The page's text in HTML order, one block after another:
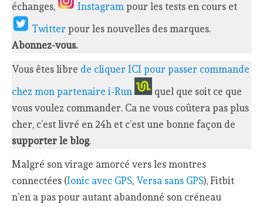
échanges,
Instagrampour les tests en cours et
Twitterpour les nouvelles des marques.
Abonnez-vous.
Vous êtes libre de cliquer ICI pour passer commande
chez mon partenaire i-Run
quel que soit ce que
vous voulez commander. Ca ne vous coûtera pas plus
cher, c’est livré en 24h et c’est une bonne façon de
supporter le blog.
Malgré son virage amorcé vers les montres
connectées (Ionic avec GPS, Versa sans GPS), Fitbit
n’en a pas pour autant abandonné son créneau